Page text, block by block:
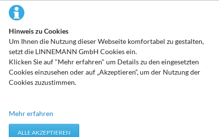
Hinweis zu Cookies
Um Ihnen die Nutzung dieser Webseite komfortabel zu gestalten,
setzt die LINNEMANN GmbH Cookies ein.
Klicken Sie auf "Mehr erfahren" um Details zu den eingesetzten
Cookies einzusehen oder auf „Akzeptieren“, um der Nutzung der
Cookies zuzustimmen.
Technisch erforderliche Cookies
werden verwendet um von Ihnen getätigte Aktionen, wie etwa das
Mehr erfahren
ALLE AKZEPTIEREN